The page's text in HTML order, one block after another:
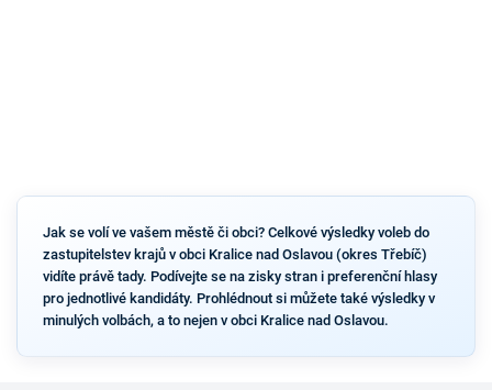
Jak se volí ve vašem městě či obci? Celkové výsledky voleb do
zastupitelstev krajů v obci Kralice nad Oslavou (okres Třebíč)
vidíte právě tady. Podívejte se na zisky stran i preferenční hlasy
pro jednotlivé kandidáty. Prohlédnout si můžete také výsledky v
minulých volbách, a to nejen v obci Kralice nad Oslavou.